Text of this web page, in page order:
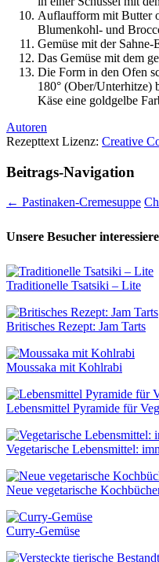
Auflaufform mit Butter
Blumenkohl- und
Gemüse mit der
Das Gemüse mit dem
Die Form in den Ofen
180° (Ober/Unterhitze)
Käse eine goldgelbe
Autoren
Rezepttext Lizenz: Creative
Beitrags-Navigation
← Pastinaken-Cremesuppe
Unsere Besucher
Traditionelle Tsatsiki – Lite
Britisches Rezept: Jam Tarts
Moussaka mit Kohlrabi
Lebensmittel Pyramide für
Vegetarische Lebensmittel:
Neue vegetarische
Curry-Gemüse